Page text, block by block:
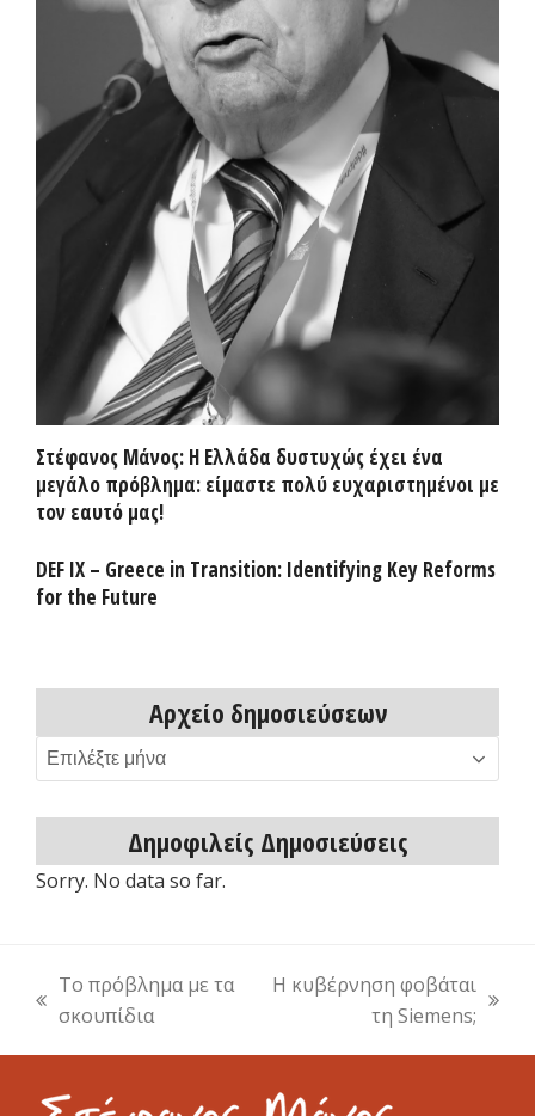
Στέφανος Μάνος: Η Ελλάδα δυστυχώς έχει ένα
μεγάλο πρόβλημα: είμαστε πολύ ευχαριστημένοι με
τον εαυτό μας!
DEF IX – Greece in Transition: Identifying Key Reforms
for the Future
Αρχείο δημοσιεύσεων
Αρχείο
δημοσιεύσεων
Δημοφιλείς Δημοσιεύσεις
Sorry. No data so far.
previous
Το πρόβλημα με τα
σκουπίδια
Η κυβέρνηση φοβάται
τη Siemens;